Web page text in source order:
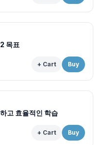
목표
+ Cart Buy
고 효율적인 학습
+ Cart Buy